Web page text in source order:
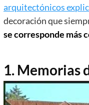
arquitectónicos
decoración que
se corresponde más
1. Memorias